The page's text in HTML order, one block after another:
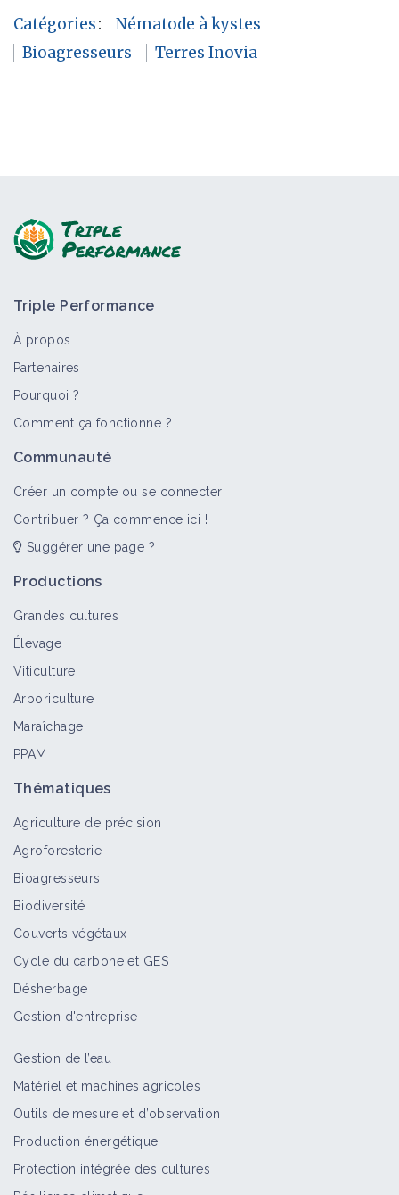
Catégories:
Nématode à kystes
Bioagresseurs
Terres Inovia
Triple Performance
À propos
Partenaires
Pourquoi ?
Comment ça fonctionne ?
Communauté
Créer un compte ou se connecter
Contribuer ? Ça commence ici !
Suggérer une page ?
Productions
Grandes cultures
Élevage
Viticulture
Arboriculture
Maraîchage
PPAM
Thématiques
Agriculture de précision
Agroforesterie
Bioagresseurs
Biodiversité
Couverts végétaux
Cycle du carbone et GES
Désherbage
Gestion d'entreprise
Gestion de l’eau
Matériel et machines agricoles
Outils de mesure et d’observation
Production énergétique
Protection intégrée des cultures